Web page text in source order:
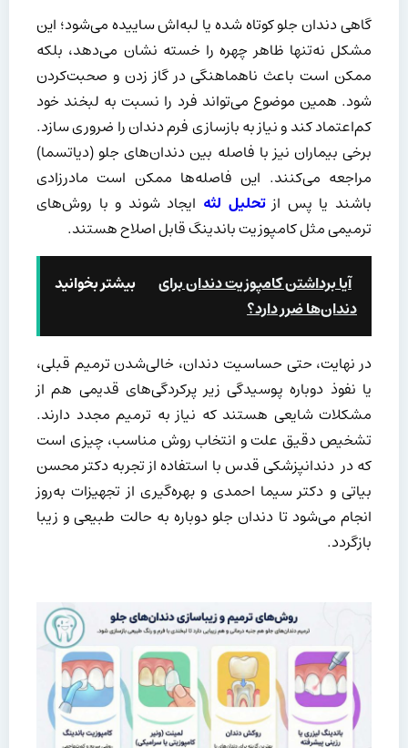
گاهی دندان جلو کوتاه شده یا لبه‌اش ساییده می‌شود؛ این
مشکل نه‌تنها ظاهر چهره را خسته نشان می‌دهد، بلکه
ممکن است باعث ناهماهنگی در گاز زدن و صحبت‌کردن
شود. همین موضوع می‌تواند فرد را نسبت به لبخند خود
کم‌اعتماد کند و نیاز به بازسازی فرم دندان را ضروری سازد.
برخی بیماران نیز با فاصله بین دندان‌های جلو (دیاتسما)
مراجعه می‌کنند. این فاصله‌ها ممکن است مادرزادی
باشند یا پس ازتحلیل لثه ایجاد شوند و با روش‌های
ترمیمی مثل کامپوزیت باندینگ قابل اصلاح هستند.
بیشتر بخوانید
آیا برداشتن کامپوزیت دندان برای
دندان‌ها ضرر دارد؟
در نهایت، حتی حساسیت دندان، خالی‌شدن ترمیم قبلی،
یا نفوذ دوباره پوسیدگی زیر پرکردگی‌های قدیمی هم از
مشکلات شایعی هستند که نیاز به ترمیم مجدد دارند.
تشخیص دقیق علت و انتخاب روش مناسب، چیزی است
که در دندانپزشکی قدس با استفاده از تجربه دکتر محسن
بیاتی و دکتر سیما احمدی و بهره‌گیری از تجهیزات به‌روز
انجام می‌شود تا دندان جلو دوباره به حالت طبیعی و زیبا
بازگردد.